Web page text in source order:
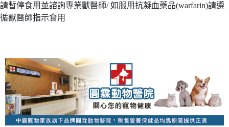
請暫停食用並諮詢專業獸醫師/ 如服用抗凝血藥品(warfarin)請遵
循獸醫師指示食用